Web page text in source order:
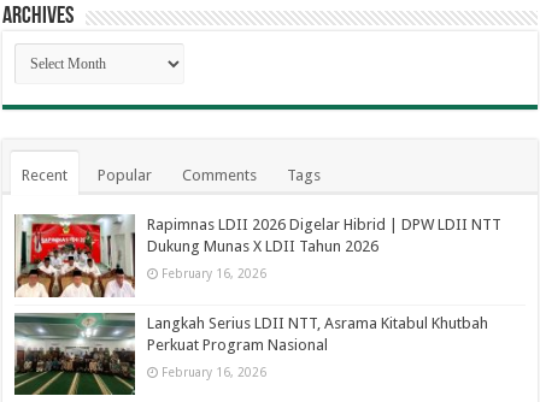
Archives
Archives
Recent Popular Comments Tags
Rapimnas LDII 2026 Digelar Hibrid | DPW LDII NTT
Dukung Munas X LDII Tahun 2026
February 16, 2026
Langkah Serius LDII NTT, Asrama Kitabul Khutbah
Perkuat Program Nasional
February 16, 2026